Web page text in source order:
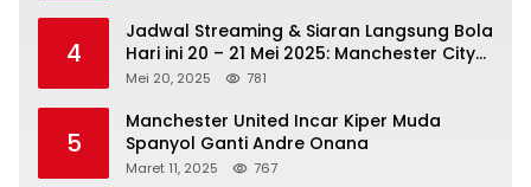
4
Jadwal Streaming & Siaran Langsung Bola
Hari ini 20 – 21 Mei 2025: Manchester City
vs Bournemouth
Mei 20, 2025 781
5
Manchester United Incar Kiper Muda
Spanyol Ganti Andre Onana
Maret 11, 2025 767